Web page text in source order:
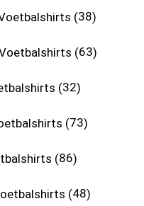
38
63
32
73
86
48